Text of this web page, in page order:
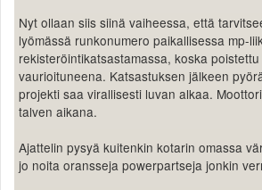
Suunnittele oma paita
Mainostus
Palaute
Kevytversio
Nyt ollaan siis siinä vaiheessa, että
lyömässä runkonumero paikallisessa mp-
rekisteröintikatsastamassa, koska
vaurioituneena. Katsastuksen jälkeen
projekti saa virallisesti luvan alkaa.
talven aikana.
Ajattelin pysyä kuitenkin kotarin omassa
jo noita oransseja powerpartseja jonkin